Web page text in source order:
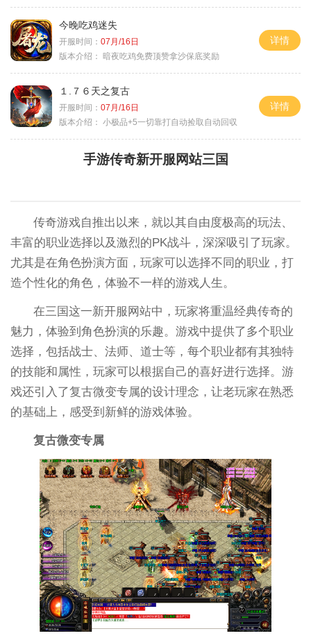
今晚吃鸡迷失
开服时间： 07月/16日
版本介绍：
暗夜吃鸡免费顶赞拿沙保底奖励
详情
１.７６天之复古
开服时间： 07月/16日
版本介绍： 小极品+5一切靠打自动捡取自动回収
详情
手游传奇新开服网站三国
传奇游戏自推出以来，就以其自由度极高的玩法、
丰富的职业选择以及激烈的PK战斗，深深吸引了玩家。
尤其是在角色扮演方面，玩家可以选择不同的职业，打
造个性化的角色，体验不一样的游戏人生。
在三国这一新开服网站中，玩家将重温经典传奇的
魅力，体验到角色扮演的乐趣。游戏中提供了多个职业
选择，包括战士、法师、道士等，每个职业都有其独特
的技能和属性，玩家可以根据自己的喜好进行选择。游
戏还引入了复古微变专属的设计理念，让老玩家在熟悉
的基础上，感受到新鲜的游戏体验。
复古微变专属